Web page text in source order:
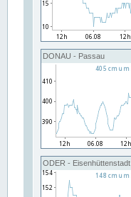
DONAU - Passau
ODER - Eisenhüttenstadt